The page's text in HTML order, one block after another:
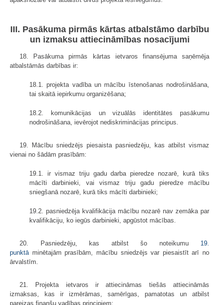
III. Pasākuma pirmās kārtas atbalstāmo darbību
un izmaksu attiecināmības nosacījumi
18. Pasākuma pirmās kārtas ietvaros finansējuma saņēmēja
atbalstāmās darbības ir:
18.1. projekta vadība un mācību īstenošanas nodrošināšana,
tai skaitā iepirkumu organizēšana;
18.2. komunikācijas un vizuālās identitātes pasākumu
nodrošināšana, ievērojot nediskriminācijas principus.
19. Mācību sniedzējs piesaista pasniedzēju, kas atbilst vismaz
vienai no šādām prasībām:
19.1. ir vismaz triju gadu darba pieredze nozarē, kurā tiks
mācīti darbinieki, vai vismaz triju gadu pieredze mācību
sniegšanā nozarē, kurā tiks mācīti darbinieki;
19.2. pasniedzēja kvalifikācija mācību nozarē nav zemāka par
kvalifikāciju, ko iegūs darbinieki, apgūstot mācības.
20. Pasniedzēju, kas atbilst šo noteikumu 19.
punktā minētajām prasībām, mācību sniedzējs var piesaistīt arī no
ārvalstīm.
21. Projekta ietvaros ir attiecināmas tiešās attiecināmās
izmaksas, kas ir izmērāmas, samērīgas, pamatotas un atbilst
pareizas finanšu vadības principiem: